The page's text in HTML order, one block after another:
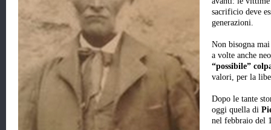
sacrificio deve
generazioni.
Non bisogna
a volte anche
“possibile”
valori, per la
Dopo le tante
oggi quella di
nel febbraio del